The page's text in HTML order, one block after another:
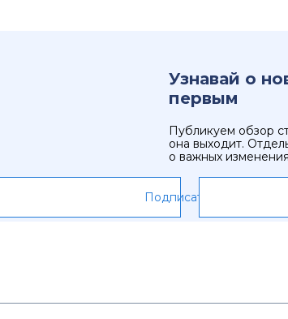
Узнавай о
первым
Публикуем обзор
она выходит.
о важных
Подписаться